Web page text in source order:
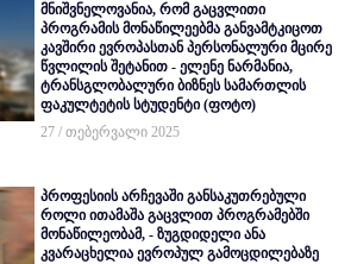
მნიშვნელოვანია, რომ გაცვლითი
პროგრამის მონაწილეებმა განვამტკიცოთ
კავშირი ევროპასთან პერსონალური მცირე
წვლილის შეტანით - ელენე ნარმანია,
ტრანსგლობალური ბიზნეს სამართლის
ფაკულტეტის სტუდენტი (ფოტო)
27 / თებერვალი 2025
პროფესიის არჩევაში განსაკუთრებული
როლი ითამაშა გაცვლით პროგრამებში
მონაწილეობამ, - ზუგდიდელი ანა
კვარაცხელია ევროპულ გამოცდილებაზე